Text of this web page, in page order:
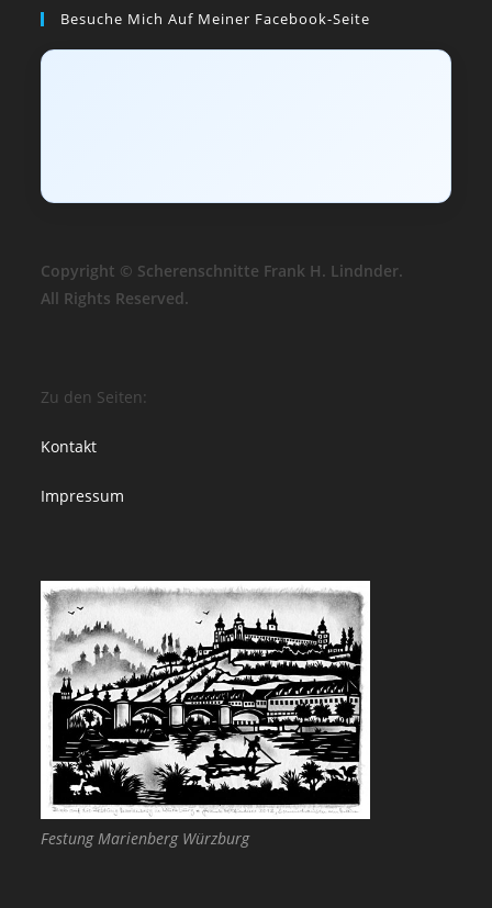
Besuche Mich Auf Meiner Facebook-Seite
Copyright © Scherenschnitte Frank H. Lindnder.
All Rights Reserved.
Zu den Seiten:
Kontakt
Impressum
Festung Marienberg Würzburg